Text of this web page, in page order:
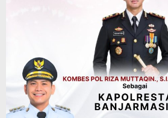
Green Action di Desa
Banjar, Ratusan Pohon
2 Ton Sampah
Penukaran dengan